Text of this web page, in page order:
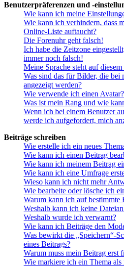
Benutzerpräferenzen und -
Wie kann ich meine
Wie kann ich verhindern, dass
Online-Liste auftaucht?
Die Forenuhr geht falsch!
Ich habe die Zeitzone
immer noch falsch!
Meine Sprache steht auf
Was sind das für Bilder, die bei
angezeigt werden?
Wie verwende ich einen Avatar?
Was ist mein Rang und wie
Wenn ich bei einem Benutzer
werde ich aufgefordert, mich
Beiträge schreiben
Wie erstelle ich ein neues
Wie kann ich einen Beitrag
Wie kann ich meinem Beitrag
Wie kann ich eine Umfrage
Wieso kann ich nicht mehr
Wie bearbeite oder lösche ich
Warum kann ich auf bestimmte
Weshalb kann ich keine
Weshalb wurde ich verwarnt?
Wie kann ich Beiträge den
Was bewirkt die „Speichern“-
eines Beitrags?
Warum muss mein Beitrag erst
Wie markiere ich ein Thema als